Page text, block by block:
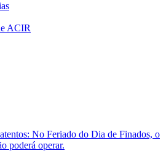
ACIR
No Feriado do Dia de Finados, o
poderá operar.